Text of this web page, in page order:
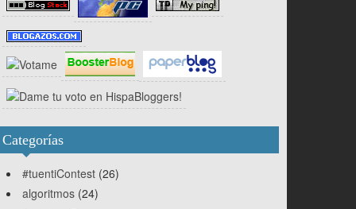
Categorías
#tuentiContest (26)
algoritmos (24)